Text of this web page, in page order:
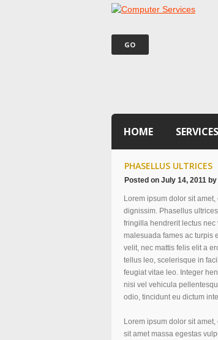
HOME SERVICES
PHASELLUS ULTRICES
Posted on July 14, 2011 by
Lorem ipsum dolor sit
dignissim. Phasellus
fringilla hendrerit lectus
malesuada fames ac turpis
velit, nec mattis felis elit a
tellus leo, scelerisque in
feugiat vitae leo. Integer
nisi vel vehicula
odio, tincidunt eu dictum
Lorem ipsum dolor sit
sit amet massa egestas